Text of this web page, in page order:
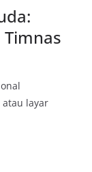
layar